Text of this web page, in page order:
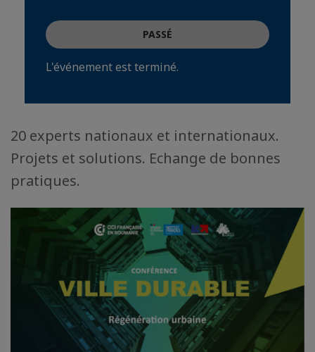
PASSÉ
L'événement est terminé.
20 experts nationaux et internationaux.
Projets et solutions. Echange de bonnes
pratiques.